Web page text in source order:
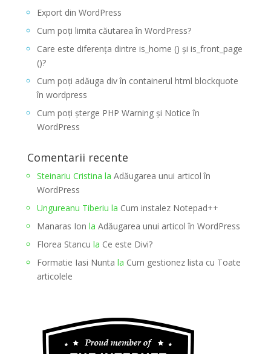
Export din WordPress
Cum poți limita căutarea în WordPress?
Care este diferența dintre is_home () și is_front_page
()?
Cum poți adăuga div în containerul html blockquote
în wordpress
Cum poți șterge PHP Warning și Notice în
WordPress
Comentarii recente
Steinariu Cristina la Adăugarea unui articol în
WordPress
Ungureanu Tiberiu la Cum instalez Notepad++
Manaras Ion la Adăugarea unui articol în WordPress
Florea Stancu la Ce este Divi?
Formatie Iasi Nunta la Cum gestionez lista cu Toate
articolele